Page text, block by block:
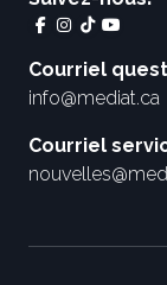
Courriel
info@mediat.ca
Courriel